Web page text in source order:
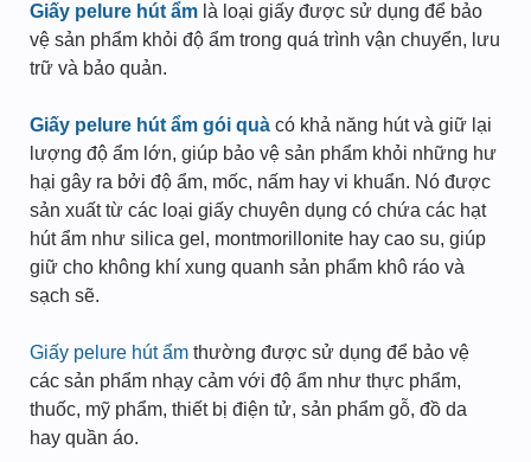
Giấy pelure hút ẩm là loại giấy được sử dụng để bảo
vệ sản phẩm khỏi độ ẩm trong quá trình vận chuyển, lưu
trữ và bảo quản.
Giấy pelure hút ẩm gói quà có khả năng hút và giữ lại
lượng độ ẩm lớn, giúp bảo vệ sản phẩm khỏi những hư
hại gây ra bởi độ ẩm, mốc, nấm hay vi khuẩn. Nó được
sản xuất từ các loại giấy chuyên dụng có chứa các hạt
hút ẩm như silica gel, montmorillonite hay cao su, giúp
giữ cho không khí xung quanh sản phẩm khô ráo và
sạch sẽ.
Giấy pelure hút ẩm thường được sử dụng để bảo vệ
các sản phẩm nhạy cảm với độ ẩm như thực phẩm,
thuốc, mỹ phẩm, thiết bị điện tử, sản phẩm gỗ, đồ da
hay quần áo.